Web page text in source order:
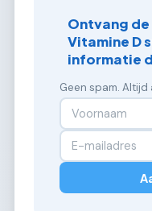
Ontvang
Vitamine D
informatie
Geen spam. Altijd